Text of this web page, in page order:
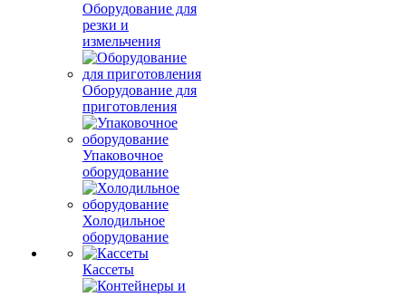
Оборудование для
резки и
измельчения
Оборудование для
приготовления
Упаковочное
оборудование
Холодильное
оборудование
Кассеты